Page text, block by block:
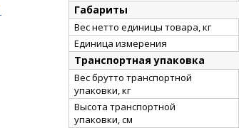
Габариты
Вес нетто единицы товара, кг
Единица измерения
Транспортная упаковка
Вес брутто транспортной
упаковки, кг
Высота транспортной
упаковки, см